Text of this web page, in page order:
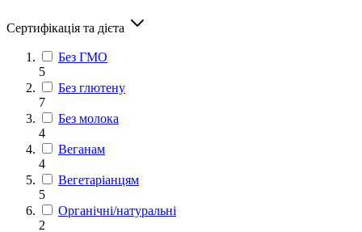
Сертифікація та дієта
Без ГМО
5
Без глютену
7
Без молока
4
Веганам
4
Вегетаріанцям
5
Органічні/натуральні
2